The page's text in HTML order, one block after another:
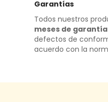
Garantías
Todos nuestros
meses de garantía
defectos de
acuerdo con la